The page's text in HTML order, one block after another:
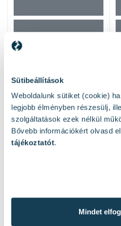
Sütibeállítások
Weboldalunk sütiket (cookie)
legjobb élményben részesülj,
szolgáltatások ezek nélkül
Bővebb információkért olvasd
tájékoztatót.
Mindet
Mások ezeket